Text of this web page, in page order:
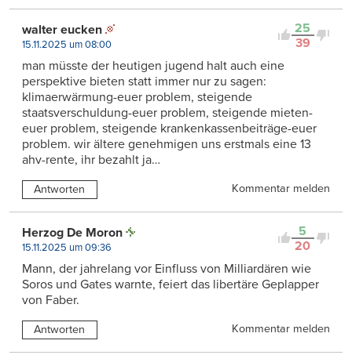
25
39
walter eucken
15.11.2025 um 08:00
man müsste der heutigen jugend halt auch eine
perspektive bieten statt immer nur zu sagen:
klimaerwärmung-euer problem, steigende
staatsverschuldung-euer problem, steigende mieten-
euer problem, steigende krankenkassenbeiträge-euer
problem. wir ältere genehmigen uns erstmals eine 13
ahv-rente, ihr bezahlt ja…
Antworten Kommentar melden
5
20
Herzog De Moron
15.11.2025 um 09:36
Mann, der jahrelang vor Einfluss von Milliardären wie
Soros und Gates warnte, feiert das libertäre Geplapper
von Faber.
Antworten Kommentar melden